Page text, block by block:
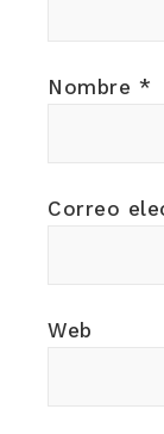
Nombre *
Correo
Web